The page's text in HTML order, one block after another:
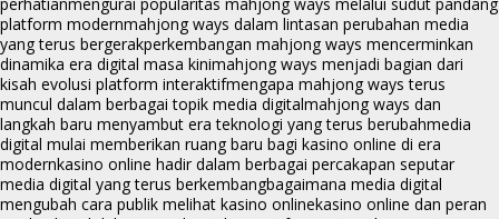
platform modernmahjong ways dalam lintasan perubahan media
yang terus bergerakperkembangan mahjong ways mencerminkan
dinamika era digital masa kinimahjong ways menjadi bagian dari
kisah evolusi platform interaktifmengapa mahjong ways terus
muncul dalam berbagai topik media digitalmahjong ways dan
langkah baru menyambut era teknologi yang terus berubahmedia
digital mulai memberikan ruang baru bagi kasino online di era
modernkasino online hadir dalam berbagai percakapan seputar
media digital yang terus berkembangbagaimana media digital
mengubah cara publik melihat kasino onlinekasino online dan peran